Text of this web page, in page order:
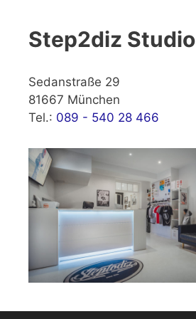
Step2diz Studio
Sedanstraße 29
81667 München
Tel.: 089 - 540 28 466